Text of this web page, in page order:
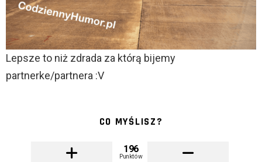
Lepsze to niż zdrada za którą bijemy
partnerke/partnera :V
CO MYŚLISZ?
196
Punktów